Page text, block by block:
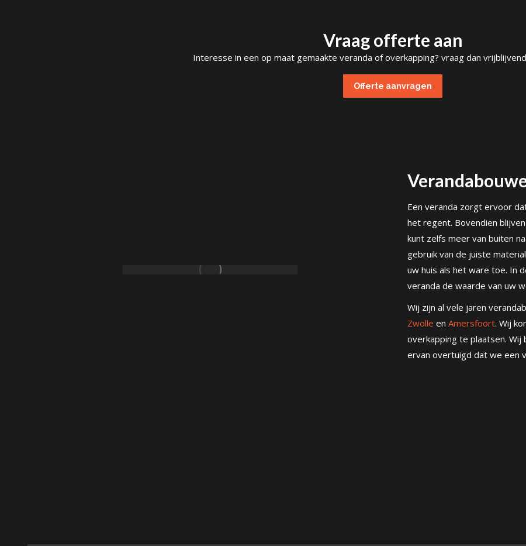
Vraag offerte aan
Interesse in een op maat gemaakte veranda of overkapping? vraag dan
Offerte aanvragen
Een veranda zorgt ervoor
het regent. Bovendien
kunt zelfs meer van buiten
gebruik van de juiste
uw huis als het ware toe. In
veranda de waarde van uw
Wij zijn al vele jaren
Zwolle en Amersfoort. Wij
overkapping te plaatsen. Wij
ervan overtuigd dat we een